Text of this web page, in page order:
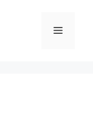
Menü